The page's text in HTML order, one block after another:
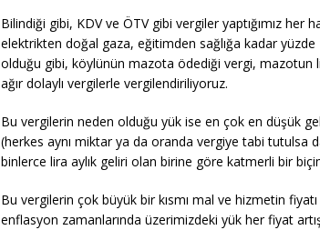
Bilindiği gibi, KDV ve ÖTV gibi vergiler yaptığımız
elektrikten doğal gaza, eğitimden sağlığa kadar yüzde
olduğu gibi, köylünün mazota ödediği vergi, mazotun
ağır dolaylı vergilerle vergilendiriliyoruz.
Bu vergilerin neden olduğu yük ise en çok en düşük
(herkes aynı miktar ya da oranda vergiye tabi tutulsa
binlerce lira aylık geliri olan birine göre katmerli bir
Bu vergilerin çok büyük bir kısmı mal ve hizmetin
enflasyon zamanlarında üzerimizdeki yük her fiyat